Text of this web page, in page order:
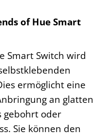
of Hue Smart
Smart Switch wird
ermöglicht eine
an glatten
gebohrt oder
Sie können den